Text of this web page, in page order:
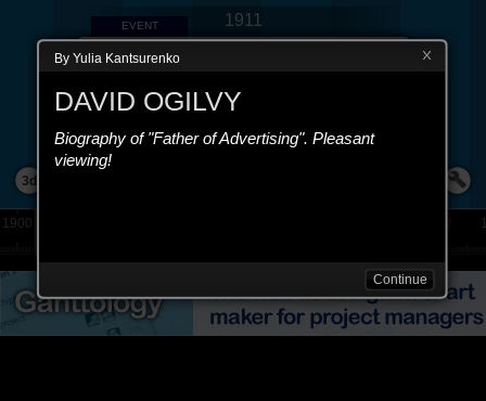
EVENT
Народження
Девід Огілві народився в Англії і
1911
3d
1900
By Yulia Kantsurenko
DAVID OGILVY
Biography of "Father of Advertising". Pleasant
viewing!
Continue